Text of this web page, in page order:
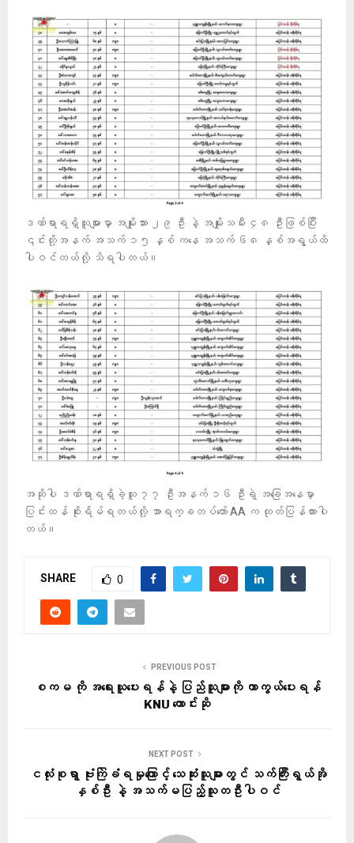
ဒဏ်ရာရရှိသူများမှာ အမျိုးသား ၂၉ ဦး နဲ့ အမျိုးသမီး ၄၈ ဦးဖြစ်ပြီး
၎င်းတို့အနက် အသက် ၁၅ နှစ်‌ ကနေ အသက် ၆၈ နှစ်အရွယ်ထိ
ပါဝင်တယ်လို့ သိရပါတယ်။
အဆိုပါ ဒဏ်ရာရရှိခဲ့သူ ၇၇ ဦးအနက် ၁၆ ဦးရဲ့ အခြေအနေမှာ
ပြင်းထန် စိုးရိမ်ရတယ်လို့ အာရက္ခတပ်တော် AA က ထုတ်ပြန်ထားပါ
တယ်။
SHARE 0
PREVIOUS POST
စကမ ကို အရေးယူပေးရန်နဲ့ ပြည်သူများကို ကာကွယ်ပေးရန်
KNU တောင်းဆို
NEXT POST
ငလုံးစုရွာ ဗုံးကြဲခံရမှုကြောင့် သေဆုံးသူများတွင် သက်ကြီးရွယ်အို
နှစ်ဦး နဲ့ အသက်မပြည့်သူတဦးပါဝင်